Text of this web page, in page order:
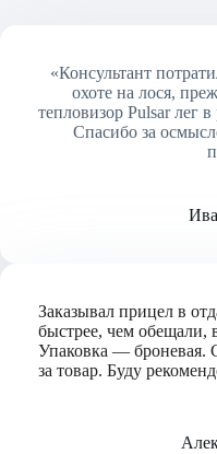
«Консультант
охоте на лося,
тепловизор Pulsar лег
Спасибо за
Заказывал прицел в
быстрее, чем обещали,
Упаковка — броневая.
за товар. Буду